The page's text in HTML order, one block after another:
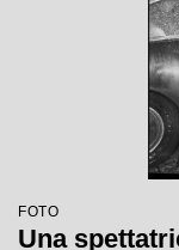
FOTO
Una